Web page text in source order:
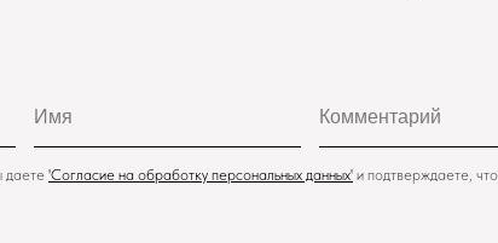
даете'Cогласие на обработку персональных данных' и подтверждаете,